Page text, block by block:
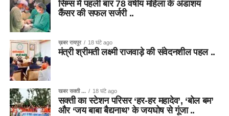
सिम्स में पहली बार 78 वर्षीय महिला के अंडाशय
कैंसर की सफल सर्जरी ..
ख़बर रायपुर 18 घंटे ago
मंत्री श्रीमती लक्ष्मी राजवाड़े की संवेदनशील पहल ..
खबर सक्ती ... 18 घंटे ago
सक्ती का स्टेशन परिसर ‘हर-हर महादेव’, ‘बोल बम’
और ‘जय बाबा बैद्यनाथ’ के जयघोष से गूंजा ..